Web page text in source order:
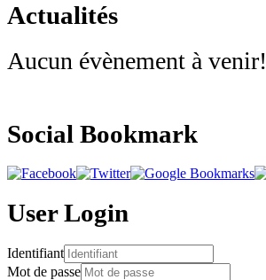
Actualités
Aucun évènement à venir!
Social Bookmark
User Login
Identifiant
Mot de passe